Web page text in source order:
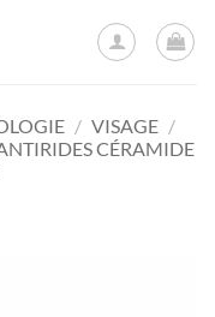
/ VISAGE /
CÉRAMIDE